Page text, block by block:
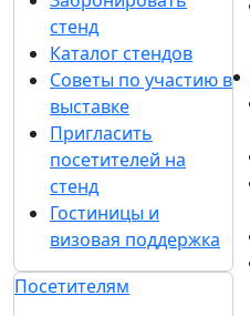
стенд
Каталог стендов
Советы по участию в
выставке
Пригласить
посетителей на
стенд
Гостиницы и
визовая поддержка
Посетителям